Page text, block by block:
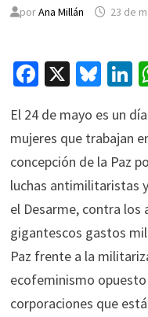
porAna Millán 23 de
Fa
b
o
o
k
X Bl
es
ky
n
El 24 de mayo es un
mujeres que trabajan
concepción de la Paz
luchas antimilitaristas
el Desarme, contra los
gigantescos gastos
Paz frente a la
ecofeminismo
corporaciones que